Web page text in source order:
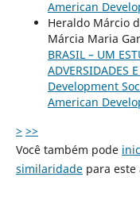
American
Heraldo Márcio
Márcia Maria
BRASIL – UM
ADVERSIDADES
Development
American
> >>
Você também pode
similaridadepara este